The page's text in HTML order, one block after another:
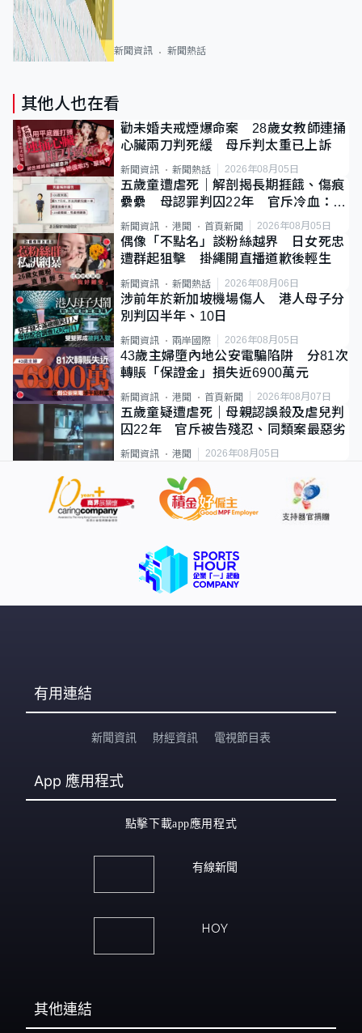
新聞資訊 新聞熱話
其他人也在看
勸未婚夫戒煙爆命案 28歲女教師連捅
心臟兩刀判死緩 母斥判太重已上訴
新聞資訊 新聞熱話 2026年08月05日
五歲童遭虐死｜解剖揭長期捱餓、傷痕
纍纍 母認罪判囚22年 官斥冷血：同
類案最惡劣
新聞資訊 港聞 首頁新聞 2026年08月05日
偶像「不點名」談粉絲越界 日女死忠
遭群起狙擊 掛繩開直播道歉後輕生
新聞資訊 新聞熱話 2026年08月06日
涉前年於新加坡機場傷人 港人母子分
別判囚半年、10日
新聞資訊 兩岸國際 2026年08月05日
43歲主婦墮內地公安電騙陷阱 分81次
轉賬「保證金」損失近6900萬元
新聞資訊 港聞 首頁新聞 2026年08月07日
五歲童疑遭虐死｜母親認誤殺及虐兒判
囚22年 官斥被告殘忍、同類案最惡劣
新聞資訊 港聞 2026年08月05日
有用連結
新聞資訊 財經資訊 電視節目表
App 應用程式
點擊下載app應用程式
有線新聞
HOY
其他連結